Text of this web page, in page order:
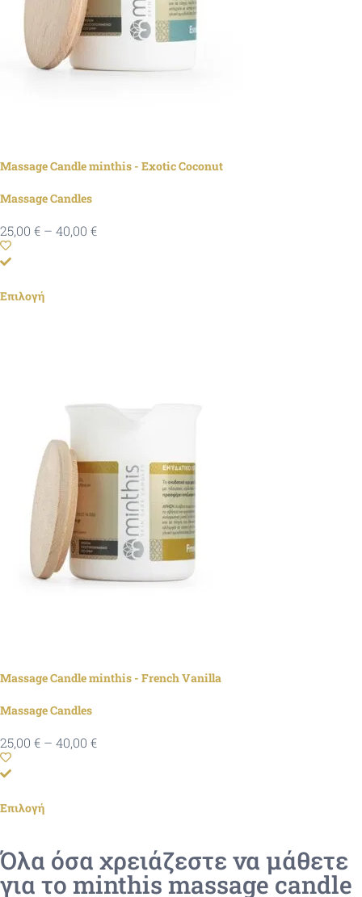
Massage Candle minthis - Exotic Coconut
Massage Candles
25,00 € – 40,00 €
Επιλογή
Massage Candle minthis - French Vanilla
Massage Candles
25,00 € – 40,00 €
Επιλογή
Όλα όσα χρειάζεστε να μάθετε
για το minthis massage candle